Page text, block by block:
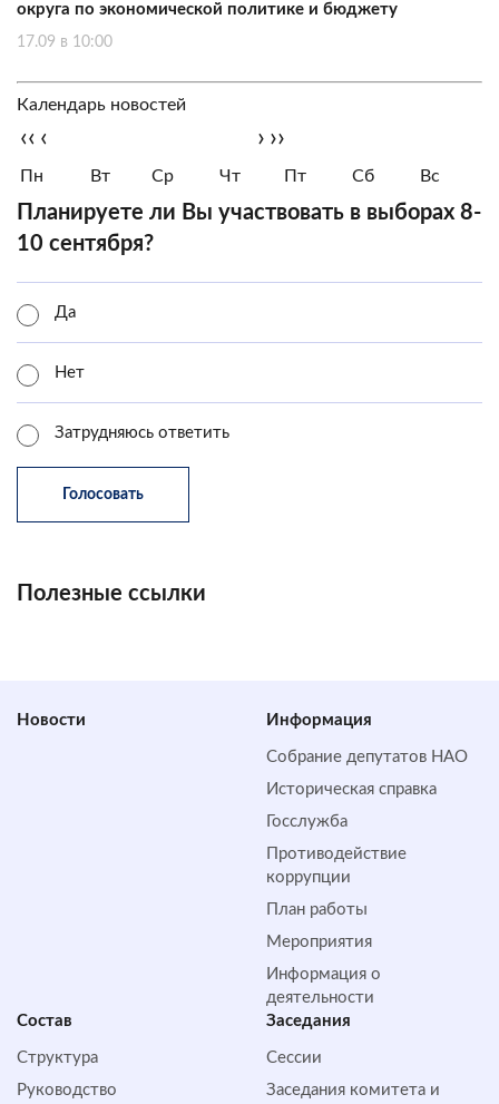
округа по экономической политике и бюджету
17.09 в 10:00
Календарь новостей
‹‹ ‹ › ››
Пн Вт Ср Чт Пт Сб Вс
Планируете ли Вы участвовать в выборах 8-
10 сентября?
Да
Нет
Затрудняюсь ответить
Полезные ссылки
Новости Информация
Собрание депутатов НАО
Историческая справка
Госслужба
Противодействие
коррупции
План работы
Мероприятия
Информация о
деятельности
Состав
Структура
Руководство
Заседания
Сессии
Заседания комитета и